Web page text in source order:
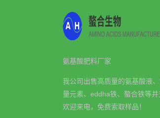
氨基酸肥料厂家
我公司出售高质量的氨基酸液
量元素、eddha铁、螯合铁等并
欢迎来电，免费索取样品！